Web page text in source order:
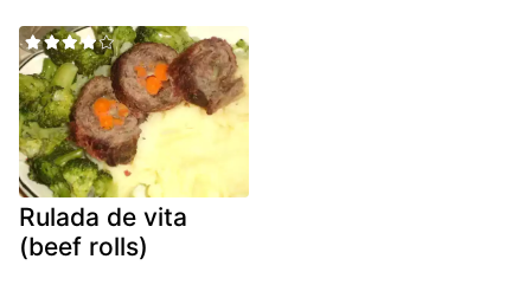
Rulada de vita
(beef rolls)